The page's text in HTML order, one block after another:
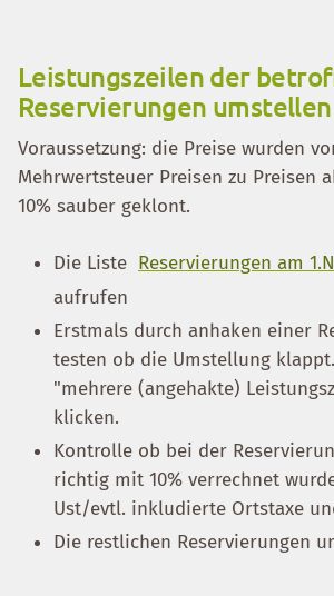
Leistungszeilen der
Reservierungen umstellen
Voraussetzung: die Preise wurden
Mehrwertsteuer Preisen zu Preisen
10% sauber geklont.
Die Liste Reservierungen am
aufrufen
Erstmals durch anhaken einer
testen ob die Umstellung
"mehrere (angehakte)
klicken.
Kontrolle ob bei der
richtig mit 10% verrechnet
Ust/evtl. inkludierte Ortstaxe
Die restlichen Reservierungen